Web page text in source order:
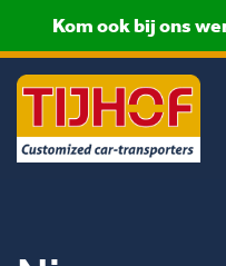
Kom ook bij ons